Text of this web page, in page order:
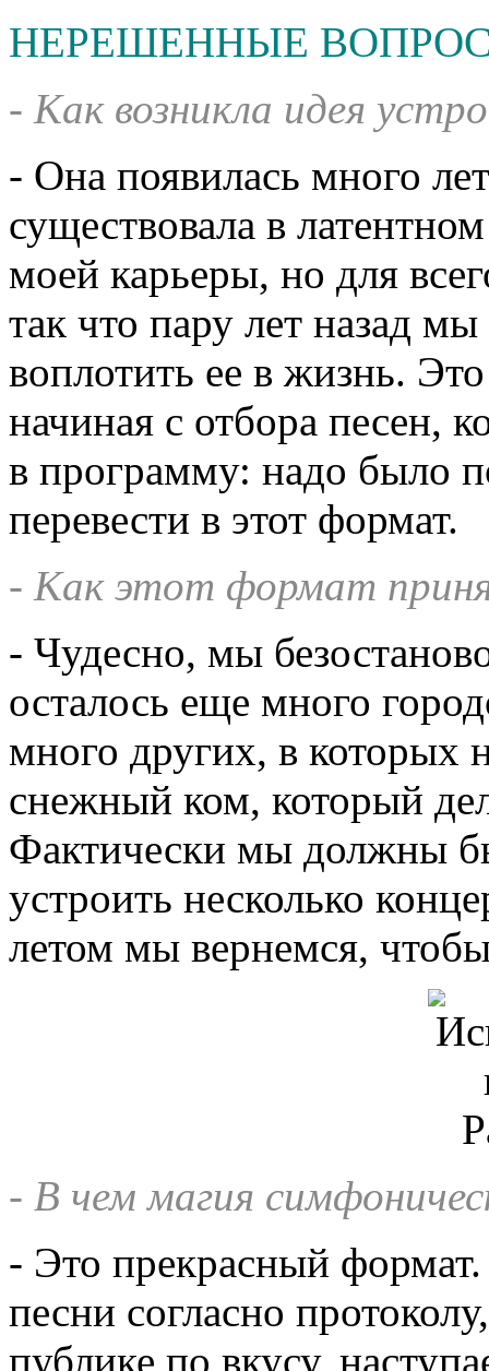
НЕРЕШЕННЫЕ
- Как возникла идея
- Она появилась много
существовала в
моей карьеры, но для
так что пару лет назад
воплотить ее в жизнь.
начиная с отбора песен,
в программу: надо было
перевести в этот формат.
- Как этот формат
- Чудесно, мы
осталось еще много
много других, в которых
снежный ком, который
Фактически мы должны
устроить несколько
летом мы вернемся,
- В чем магия
- Это прекрасный формат.
песни согласно
публике по вкусу,